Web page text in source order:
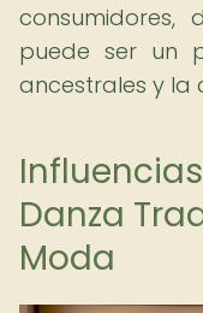
puede ser un
ancestrales y la
Danza
Moda